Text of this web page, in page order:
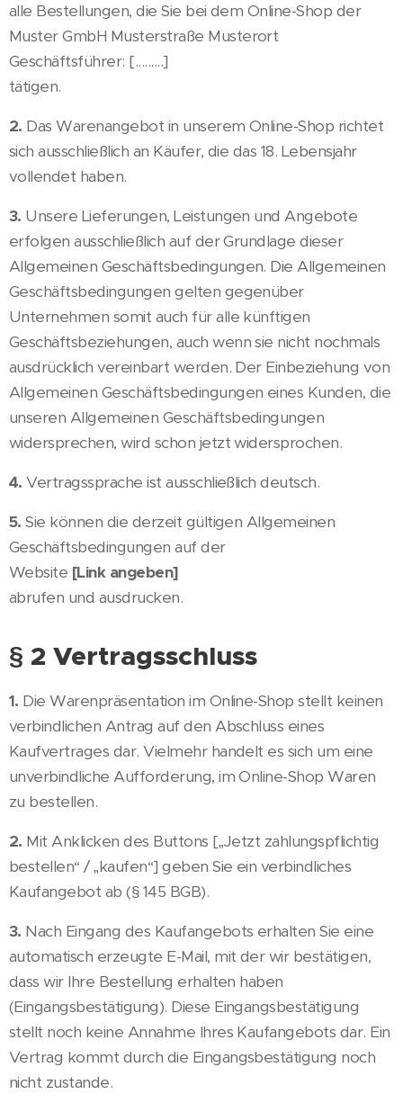
alle Bestellungen, die Sie bei dem Online-Shop der
Muster GmbH Musterstraße Musterort
Geschäftsführer: [.........]
tätigen.
2. Das Warenangebot in unserem Online-Shop richtet
sich ausschließlich an Käufer, die das 18. Lebensjahr
vollendet haben.
3. Unsere Lieferungen, Leistungen und Angebote
erfolgen ausschließlich auf der Grundlage dieser
Allgemeinen Geschäftsbedingungen. Die Allgemeinen
Geschäftsbedingungen gelten gegenüber
Unternehmen somit auch für alle künftigen
Geschäftsbeziehungen, auch wenn sie nicht nochmals
ausdrücklich vereinbart werden. Der Einbeziehung von
Allgemeinen Geschäftsbedingungen eines Kunden, die
unseren Allgemeinen Geschäftsbedingungen
widersprechen, wird schon jetzt widersprochen.
4. Vertragssprache ist ausschließlich deutsch.
5. Sie können die derzeit gültigen Allgemeinen
Geschäftsbedingungen auf der
Website [Link angeben]
abrufen und ausdrucken.
§ 2 Vertragsschluss
1. Die Warenpräsentation im Online-Shop stellt keinen
verbindlichen Antrag auf den Abschluss eines
Kaufvertrages dar. Vielmehr handelt es sich um eine
unverbindliche Aufforderung, im Online-Shop Waren
zu bestellen.
2. Mit Anklicken des Buttons [„Jetzt zahlungspflichtig
bestellen“ / „kaufen“] geben Sie ein verbindliches
Kaufangebot ab (§ 145 BGB).
3. Nach Eingang des Kaufangebots erhalten Sie eine
automatisch erzeugte E-Mail, mit der wir bestätigen,
dass wir Ihre Bestellung erhalten haben
(Eingangsbestätigung). Diese Eingangsbestätigung
stellt noch keine Annahme Ihres Kaufangebots dar. Ein
Vertrag kommt durch die Eingangsbestätigung noch
nicht zustande.